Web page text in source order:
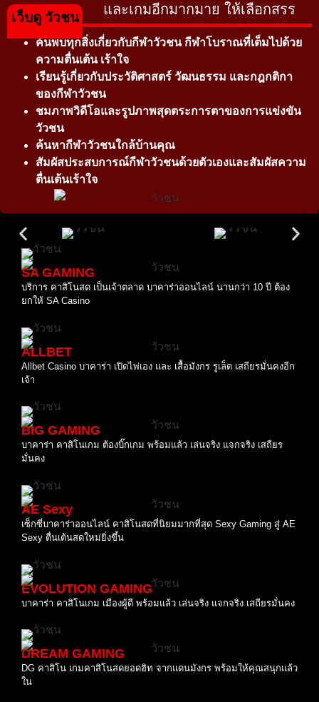
และเกมอีกมากมาย ให้เลือกสรร
ค้นพบทุกสิ่งเกี่ยวกับกีฬาวัวชน กีฬาโบราณที่เต็มไปด้วย
ความตื่นเต้น เร้าใจ
เรียนรู้เกี่ยวกับประวัติศาสตร์ วัฒนธรรม และกฎกติกา
ของกีฬาวัวชน
ชมภาพวิดีโอและรูปภาพสุดตระการตาของการแข่งขัน
วัวชน
ค้นหากีฬาวัวชนใกล้บ้านคุณ
สัมผัสประสบการณ์กีฬาวัวชนด้วยตัวเองและสัมผัสความ
ตื่นเต้นเร้าใจ
เว็บดู วัวชน
SA GAMING
บริการ คาสิโนสด เป็นเจ้าตลาด บาคาร่าออนไลน์ นานกว่า 10 ปี ต้อง
ยกให้ SA Casino
ALLBET
Allbet Casino บาคาร่า เปิดไพ่เอง และ เสื้อมังกร รูเล็ต เสถียรมั่นคงอีก
เจ้า
BIG GAMING
บาคาร่า คาสิโนเกม ต้องบิ๊กเกม พร้อมแล้ว เล่นจริง แจกจริง เสถียร
มั่นคง
AE Sexy
เซ็กซี่บาคาร่าออนไลน์ คาสิโนสดที่นิยมมากที่สุด Sexy Gaming สู่ AE
Sexy ตื่นเต้นสดใหม่ยิ่งขึ้น
EVOLUTION GAMING
บาคาร่า คาสิโนเกม เมืองผู้ดี พร้อมแล้ว เล่นจริง แจกจริง เสถียรมั่นคง
DREAM GAMING
DG คาสิโน เกมคาสิโนสดยอดฮิท จากแดนมังกร พร้อมให้คุณสนุกแล้ว
ใน